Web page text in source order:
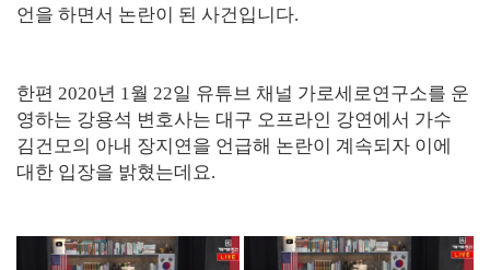
언을 하면서 논란이 된 사건입니다.
한편 2020년 1월 22일 유튜브 채널 가로세로연구소를 운
영하는 강용석 변호사는 대구 오프라인 강연에서 가수
김건모의 아내 장지연을 언급해 논란이 계속되자 이에
대한 입장을 밝혔는데요.